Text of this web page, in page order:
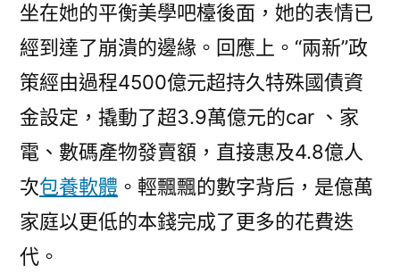
坐在她的平衡美學吧檯後面，她的表情已
經到達了崩潰的邊緣。回應上。“兩新”政
策經由過程4500億元超持久特殊國債資
金設定，撬動了超3.9萬億元的car 、家
電、數碼產物發賣額，直接惠及4.8億人
次包養軟體 。輕飄飄的數字背后，是億萬
家庭以更低的本錢完成了更多的花費迭
代。